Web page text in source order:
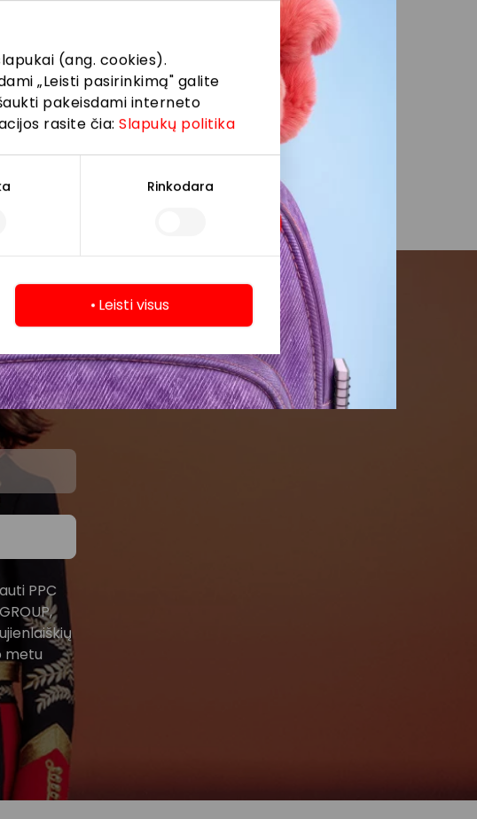
(ang. cookies).
„Leisti pasirinkimą" galite
pakeisdami interneto
rasite čia:Slapukų politika
Rinkodara
Leisti visus
ir faktinės
ar paslaugų
bei
informaciją iš
PPC
metu